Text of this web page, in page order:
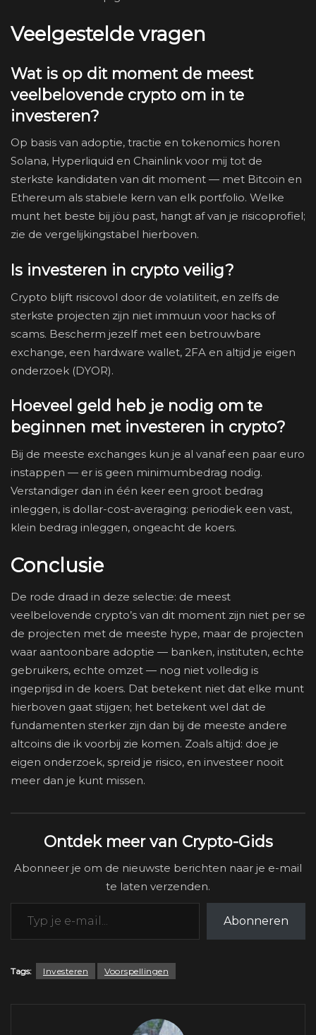
Veelgestelde vragen
Wat is op dit moment de meest
veelbelovende crypto om in te
investeren?
Op basis van adoptie, tractie en tokenomics horen
Solana, Hyperliquid en Chainlink voor mij tot de
sterkste kandidaten van dit moment — met Bitcoin en
Ethereum als stabiele kern van elk portfolio. Welke
munt het beste bij jöu past, hangt af van je risicoprofiel;
zie de vergelijkingstabel hierboven.
Is investeren in crypto veilig?
Crypto blijft risicovol door de volatiliteit, en zelfs de
sterkste projecten zijn niet immuun voor hacks of
scams. Bescherm jezelf met een betrouwbare
exchange, een hardware wallet, 2FA en altijd je eigen
onderzoek (DYOR).
Hoeveel geld heb je nodig om te
beginnen met investeren in crypto?
Bij de meeste exchanges kun je al vanaf een paar euro
instappen — er is geen minimumbedrag nodig.
Verstandiger dan in één keer een groot bedrag
inleggen, is dollar-cost-averaging: periodiek een vast,
klein bedrag inleggen, ongeacht de koers.
Conclusie
De rode draad in deze selectie: de meest
veelbelovende crypto’s van dit moment zijn niet per se
de projecten met de meeste hype, maar de projecten
waar aantoonbare adoptie — banken, instituten, echte
gebruikers, echte omzet — nog niet volledig is
ingeprijsd in de koers. Dat betekent niet dat elke munt
hierboven gaat stijgen; het betekent wel dat de
fundamenten sterker zijn dan bij de meeste andere
altcoins die ik voorbij zie komen. Zoals altijd: doe je
eigen onderzoek, spreid je risico, en investeer nooit
meer dan je kunt missen.
Ontdek meer van Crypto-Gids
Abonneer je om de nieuwste berichten naar je e-mail
te laten verzenden.
Typ je e-mail...
Abonneren
Tags: Investeren Voorspellingen